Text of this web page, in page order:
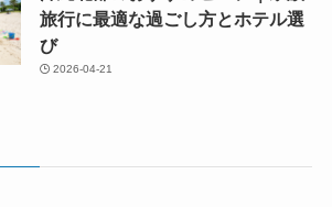
旅行に最適な過ごし方とホテル選
び
2026-04-21